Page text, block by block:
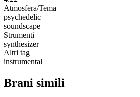
Atmosfera/Tema
psychedelic
soundscape
Strumenti
synthesizer
Altri tag
instrumental
Brani simili